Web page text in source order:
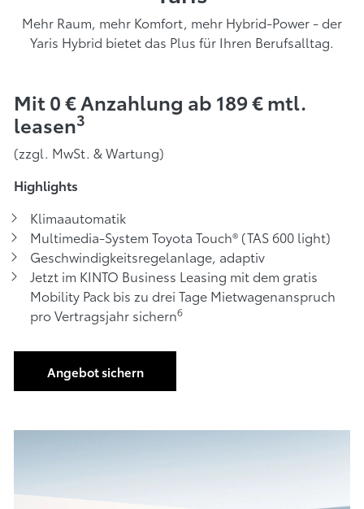
Mehr Raum, mehr Komfort, mehr Hybrid-Power - der
Yaris Hybrid bietet das Plus für Ihren Berufsalltag.
Mit 0 € Anzahlung ab 189 € mtl.
leasen3
(zzgl. MwSt. & Wartung)
Highlights
Klimaautomatik
Multimedia-System Toyota Touch® (TAS 600 light)
Geschwindigkeitsregelanlage, adaptiv
Jetzt im KINTO Business Leasing mit dem gratis
Mobility Pack bis zu drei Tage Mietwagenanspruch
pro Vertragsjahr sichern6
Angebot sichern